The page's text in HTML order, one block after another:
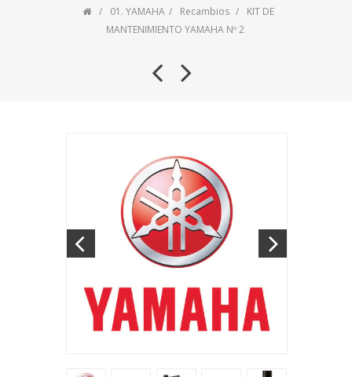
01. YAMAHA Recambios
KIT DE
MANTENIMIENTO YAMAHA Nº 2